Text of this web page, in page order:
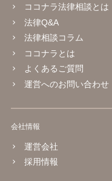
ココナラ法律相談とは
法律Q&A
法律相談コラム
ココナラとは
よくあるご質問
運営へのお問い合わせ
会社情報
運営会社
採用情報